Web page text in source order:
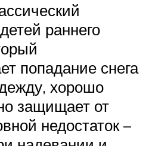
раннего
попадание снега
хорошо
защищает от
недостаток –